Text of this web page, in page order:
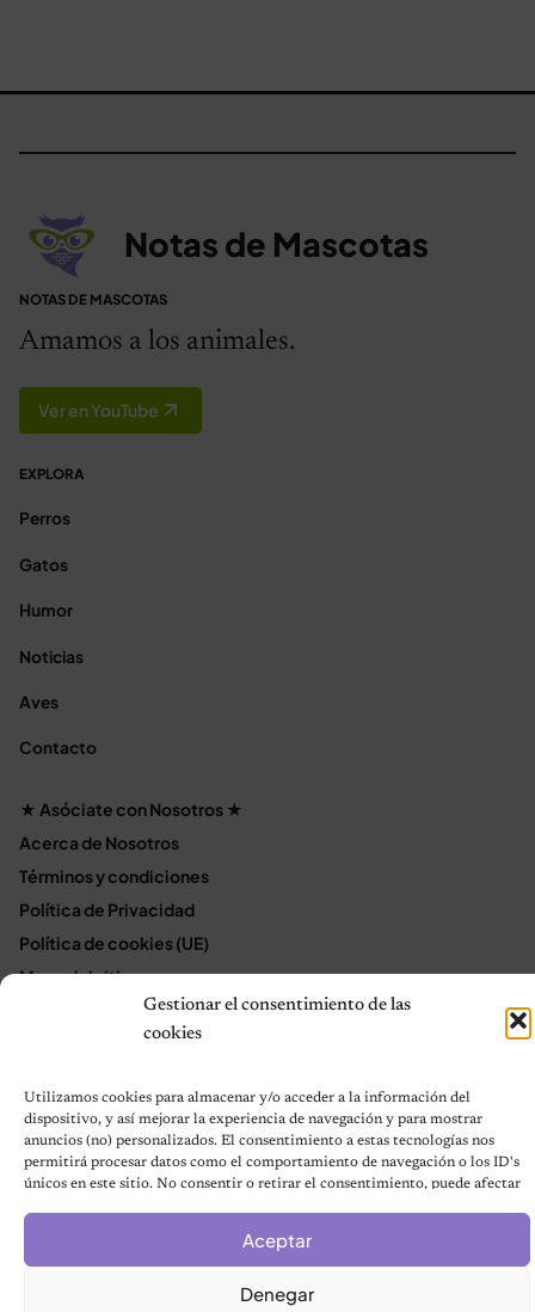
Gestionar el consentimiento de las
cookies
Utilizamos cookies para almacenar y/o acceder a la información del
dispositivo, y así mejorar la experiencia de navegación y para mostrar
anuncios (no) personalizados. El consentimiento a estas tecnologías nos
permitirá procesar datos como el comportamiento de navegación o los ID's
únicos en este sitio. No consentir o retirar el consentimiento, puede afectar
Aceptar
Denegar
Notas de Mascotas
NOTAS DE MASCOTAS
Amamos a los animales.
Ver en YouTube
EXPLORA
Perros
Gatos
Humor
Noticias
Aves
Contacto
★ Asóciate con Nosotros ★
Acerca de Nosotros
Términos y condiciones
Política de Privacidad
Política de cookies (UE)
Mapa del sitio
Terms and Conditions
© 2026 Notas de Mascotas
Política de privacidad